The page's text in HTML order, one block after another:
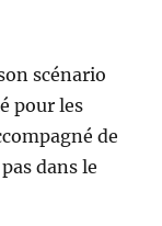
scénario
pour les
de
dans le